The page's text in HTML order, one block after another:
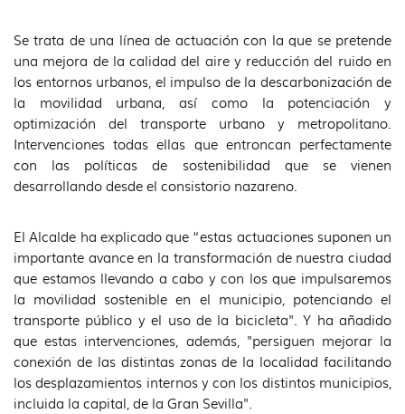
Se trata de una línea de actuación con la que se pretende
una mejora de la calidad del aire y reducción del ruido en
los entornos urbanos, el impulso de la descarbonización de
la movilidad urbana, así como la potenciación y
optimización del transporte urbano y metropolitano.
Intervenciones todas ellas que entroncan perfectamente
con las políticas de sostenibilidad que se vienen
desarrollando desde el consistorio nazareno.
El Alcalde ha explicado que “estas actuaciones suponen un
importante avance en la transformación de nuestra ciudad
que estamos llevando a cabo y con los que impulsaremos
la movilidad sostenible en el municipio, potenciando el
transporte público y el uso de la bicicleta". Y ha añadido
que estas intervenciones, además, "persiguen mejorar la
conexión de las distintas zonas de la localidad facilitando
los desplazamientos internos y con los distintos municipios,
incluida la capital, de la Gran Sevilla".